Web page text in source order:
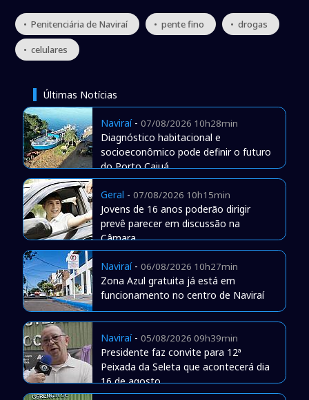
• Penitenciária de Naviraí • pente fino • drogas
• celulares
Últimas Notícias
Naviraí- 07/08/2026 10h28min
Diagnóstico habitacional e
socioeconômico pode definir o futuro
do Porto Caiuá
Geral - 07/08/2026 10h15min
Jovens de 16 anos poderão dirigir
prevê parecer em discussão na
Câmara
Naviraí- 06/08/2026 10h27min
Zona Azul gratuita já está em
funcionamento no centro de Naviraí
Naviraí- 05/08/2026 09h39min
Presidente faz convite para 12ª
Peixada da Seleta que acontecerá dia
16 de agosto